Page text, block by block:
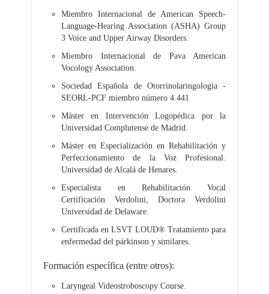
Miembro Internacional de American Speech-
Language-Hearing Association (ASHA) Group
3 Voice and Upper Airway Disorders.
Miembro Internacional de Pava American
Vocology Association.
Sociedad Española de Otorrinolaringología -
SEORL-PCF miembro número 4.441
Máster en Intervención Logopédica por la
Universidad Complutense de Madrid.
Máster en Especialización en Rehabilitación y
Perfeccionamiento de la Voz Profesional.
Universidad de Alcalá de Henares.
Especialista en Rehabilitación Vocal
Certificación Verdolini, Doctora Verdolini
Universidad de Delaware.
Certificada en LSVT LOUD® Tratamiento para
enfermedad del párkinson y similares.
Formación específica (entre otros):
Laryngeal Videostroboscopy Course.